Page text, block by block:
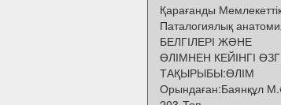
Қарағанды
Паталогиялық
БЕЛГІЛЕРІ ЖӘНЕ
ӨЛІМНЕН КЕЙІНГІ
ТАҚЫРЫБЫ:ӨЛІМ
Орындаған:Баянқұл